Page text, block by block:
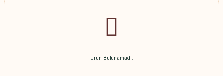
Ürün Bulunamadı.